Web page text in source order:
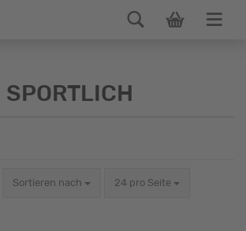
SPORTLICH
Sortieren nach 24 pro Seite